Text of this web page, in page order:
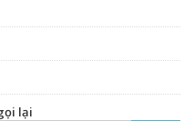
lại